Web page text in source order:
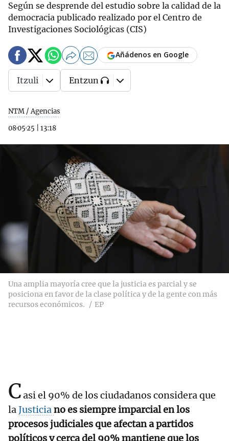
Según se desprende del estudio sobre la calidad de la
democracia publicado realizado por el Centro de
Investigaciones Sociológicas (CIS)
NTM / Agencias
08·05·25
13:18
Añádenos en Google
Itzuli Entzun
Una amplia mayoría cree que la justicia es parcial y se
posiciona en favor de la clase política y de la gente con más
recursos económicos.
EP
Casi el 90% de los ciudadanos considera que
laJusticiano es siempre imparcial en los
procesos judiciales que afectan a partidos
políticos y cerca del 90% mantiene que los